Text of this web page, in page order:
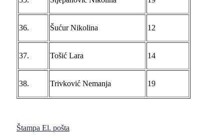
36. Šućur Nikolina 12
37. Tošić Lara 14
38. Trivković Nemanja 19
Štampa El. pošta